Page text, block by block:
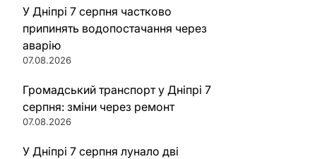
У Дніпрі 7 серпня частково
припинять водопостачання через
аварію
07.08.2026
Громадський транспорт у Дніпрі 7
серпня: зміни через ремонт
07.08.2026
У Дніпрі 7 серпня лунало дві